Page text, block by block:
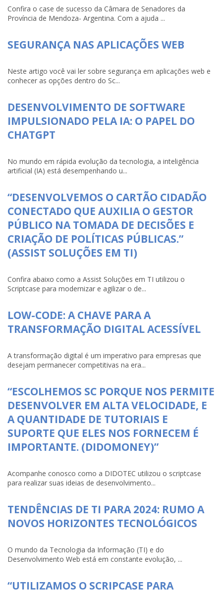
Confira o case de sucesso da Câmara de Senadores da
Província de Mendoza- Argentina. Com a ajuda ...
SEGURANÇA NAS APLICAÇÕES WEB
Neste artigo você vai ler sobre segurança em aplicações web e
conhecer as opções dentro do Sc...
DESENVOLVIMENTO DE SOFTWARE
IMPULSIONADO PELA IA: O PAPEL DO
CHATGPT
No mundo em rápida evolução da tecnologia, a inteligência
artificial (IA) está desempenhando u...
“DESENVOLVEMOS O CARTÃO CIDADÃO
CONECTADO QUE AUXILIA O GESTOR
PÚBLICO NA TOMADA DE DECISÕES E
CRIAÇÃO DE POLÍTICAS PÚBLICAS.”
(ASSIST SOLUÇÕES EM TI)
Confira abaixo como a Assist Soluções em TI utilizou o
Scriptcase para modernizar e agilizar o de...
LOW-CODE: A CHAVE PARA A
TRANSFORMAÇÃO DIGITAL ACESSÍVEL
A transformação digital é um imperativo para empresas que
desejam permanecer competitivas na era...
“ESCOLHEMOS SC PORQUE NOS PERMITE
DESENVOLVER EM ALTA VELOCIDADE, E
A QUANTIDADE DE TUTORIAIS E
SUPORTE QUE ELES NOS FORNECEM É
IMPORTANTE. (DIDOMONEY)”
Acompanhe conosco como a DIDOTEC utilizou o scriptcase
para realizar suas ideias de desenvolvimento...
TENDÊNCIAS DE TI PARA 2024: RUMO A
NOVOS HORIZONTES TECNOLÓGICOS
O mundo da Tecnologia da Informação (TI) e do
Desenvolvimento Web está em constante evolução, ...
“UTILIZAMOS O SCRIPCASE PARA